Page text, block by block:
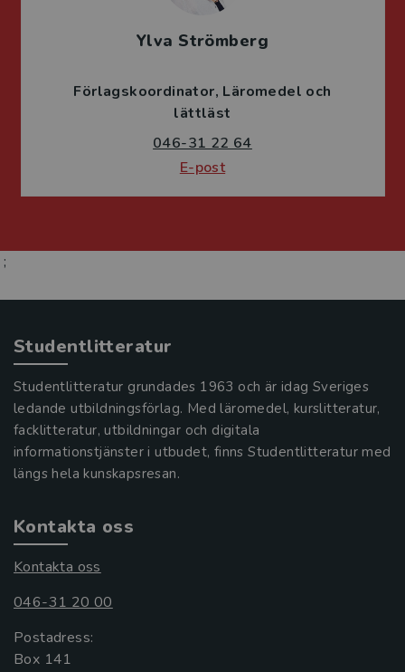
Ylva Strömberg
Förlagskoordinator Läromedel och
lättläst
046-31 22 64
E-post
;
Studentlitteratur
Studentlitteratur grundades 1963 och är idag Sveriges
ledande utbildningsförlag. Med läromedel, kurslitteratur,
facklitteratur, utbildningar och digitala
informationstjänster i utbudet, finns Studentlitteratur med
längs hela kunskapsresan.
Kontakta oss
Kontakta oss
046-31 20 00
Postadress:
Box 141